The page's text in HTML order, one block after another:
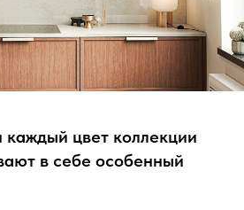
цвет коллекции
в себе особенный